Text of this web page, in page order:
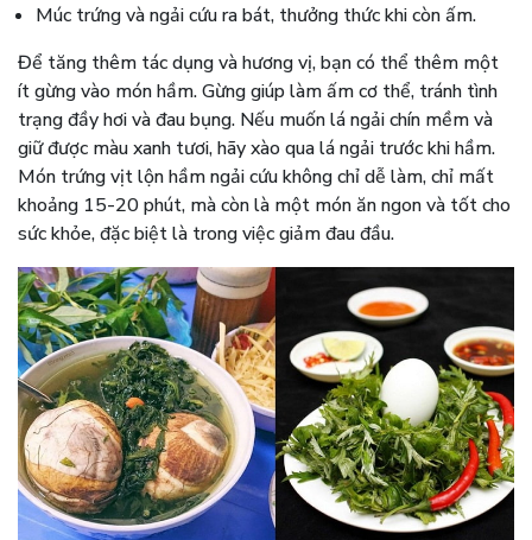
Múc trứng và ngải cứu ra bát, thưởng thức khi còn ấm.
Để tăng thêm tác dụng và hương vị, bạn có thể thêm một
ít gừng vào món hầm. Gừng giúp làm ấm cơ thể, tránh tình
trạng đầy hơi và đau bụng. Nếu muốn lá ngải chín mềm và
giữ được màu xanh tươi, hãy xào qua lá ngải trước khi hầm.
Món trứng vịt lộn hầm ngải cứu không chỉ dễ làm, chỉ mất
khoảng 15-20 phút, mà còn là một món ăn ngon và tốt cho
sức khỏe, đặc biệt là trong việc giảm đau đầu.